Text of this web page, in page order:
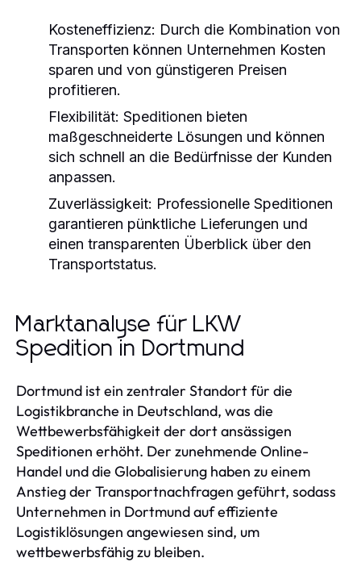
Kosteneffizienz: Durch die Kombination von
Transporten können Unternehmen Kosten
sparen und von günstigeren Preisen
profitieren.
Flexibilität: Speditionen bieten
maßgeschneiderte Lösungen und können
sich schnell an die Bedürfnisse der Kunden
anpassen.
Zuverlässigkeit: Professionelle Speditionen
garantieren pünktliche Lieferungen und
einen transparenten Überblick über den
Transportstatus.
Marktanalyse für LKW
Spedition in Dortmund
Dortmund ist ein zentraler Standort für die
Logistikbranche in Deutschland, was die
Wettbewerbsfähigkeit der dort ansässigen
Speditionen erhöht. Der zunehmende Online-
Handel und die Globalisierung haben zu einem
Anstieg der Transportnachfragen geführt, sodass
Unternehmen in Dortmund auf effiziente
Logistiklösungen angewiesen sind, um
wettbewerbsfähig zu bleiben.